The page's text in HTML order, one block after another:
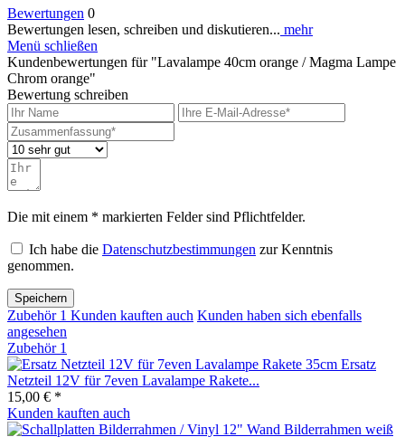
Bewertungen 0
Bewertungen lesen, schreiben und diskutieren... mehr
Menü schließen
Kundenbewertungen für "Lavalampe 40cm orange / Magma Lampe
Chrom orange"
Bewertung schreiben
Die mit einem * markierten Felder sind Pflichtfelder.
Ich habe die Datenschutzbestimmungen zur Kenntnis
genommen.
Speichern
Zubehör 1 Kunden kauften auch Kunden haben sich ebenfalls
angesehen
Zubehör 1
Ersatz
Netzteil 12V für 7even Lavalampe Rakete...
15,00 € *
Kunden kauften auch